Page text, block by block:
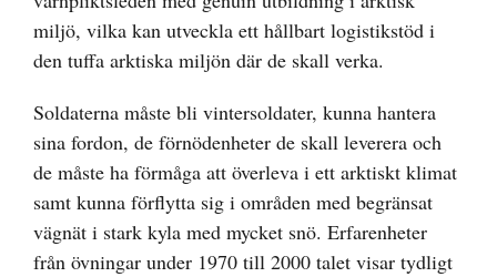
miljö, vilka kan utveckla ett hållbart logistikstöd i
den tuffa arktiska miljön där de skall verka.
Soldaterna måste bli vintersoldater, kunna hantera
sina fordon, de förnödenheter de skall leverera och
de måste ha förmåga att överleva i ett arktiskt klimat
samt kunna förflytta sig i områden med begränsat
vägnät i stark kyla med mycket snö. Erfarenheter
från övningar under 1970 till 2000 talet visar tydligt